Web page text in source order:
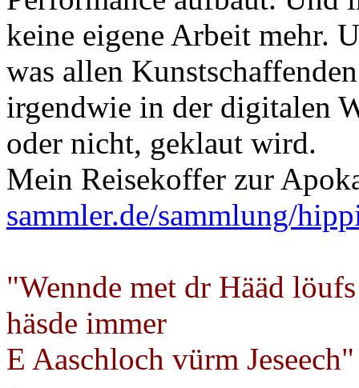
keine eigene Arbeit mehr.
was allen
irgendwie in der digitalen
oder nicht, geklaut wird.
Mein Reisekoffer zur
sammler.de/sammlung/
"Wennde met dr Hääd löufs
häsde immer
E Aaschloch vürm Jeseech"